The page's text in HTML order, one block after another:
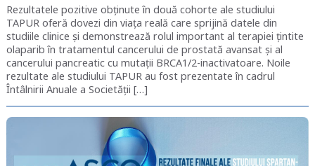
Rezultatele pozitive obținute în două cohorte ale studiului
TAPUR oferă dovezi din viața reală care sprijină datele din
studiile clinice și demonstrează rolul important al terapiei țintite
olaparib în tratamentul cancerului de prostată avansat și al
cancerului pancreatic cu mutații BRCA1/2-inactivatoare. Noile
rezultate ale studiului TAPUR au fost prezentate în cadrul
Întâlnirii Anuale a Societății […]